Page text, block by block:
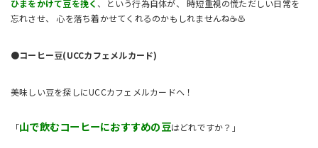
ひまをかけて豆を挽く 、という行為自体が、 時短重視の慌ただしい日常を
忘れさせ、 心を落ち着かせてくれるのかもしれませんね☕♨️
●コーヒー豆(UCCカフェメルカード)
美味しい豆を探しにUCCカフェメルカードへ！
「山で飲むコーヒーにおすすめの豆はどれですか？」